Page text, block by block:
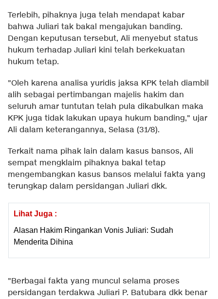
Terlebih, pihaknya juga telah mendapat kabar
bahwa Juliari tak bakal mengajukan banding.
Dengan keputusan tersebut, Ali menyebut status
hukum terhadap Juliari kini telah berkekuatan
hukum tetap.
"Oleh karena analisa yuridis jaksa KPK telah diambil
alih sebagai pertimbangan majelis hakim dan
seluruh amar tuntutan telah pula dikabulkan maka
KPK juga tidak lakukan upaya hukum banding," ujar
Ali dalam keterangannya, Selasa (31/8).
Terkait nama pihak lain dalam kasus bansos, Ali
sempat mengklaim pihaknya bakal tetap
mengembangkan kasus bansos melalui fakta yang
terungkap dalam persidangan Juliari dkk.
Lihat Juga :
Alasan Hakim Ringankan Vonis Juliari: Sudah
Menderita Dihina
"Berbagai fakta yang muncul selama proses
persidangan terdakwa Juliari P. Batubara dkk benar